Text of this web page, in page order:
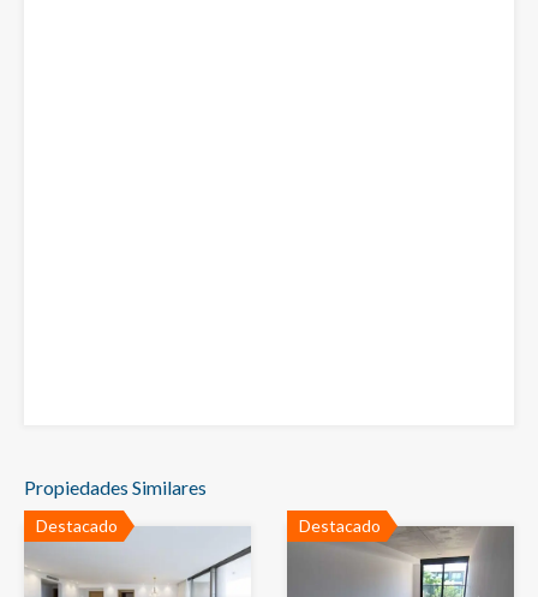
Propiedades Similares
Destacado Destacado